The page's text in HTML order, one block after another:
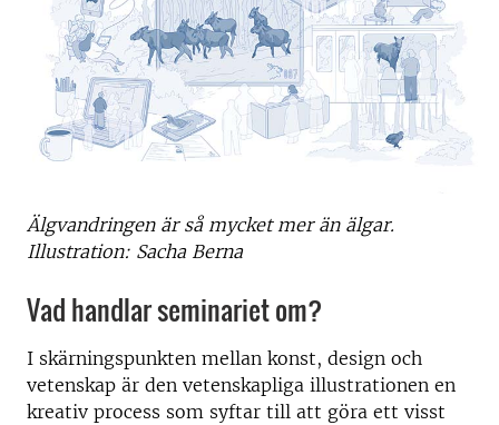
Älgvandringen är så mycket mer än älgar.
Illustration: Sacha Berna
Vad handlar seminariet om?
I skärningspunkten mellan konst, design och
vetenskap är den vetenskapliga illustrationen en
kreativ process som syftar till att göra ett visst